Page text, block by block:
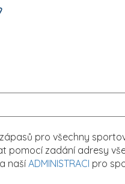
pro všechny
pomocí zadání adresy
našíADMINISTRACI pro